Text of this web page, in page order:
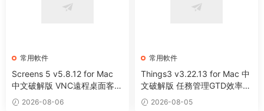
常用軟件
Screens 5 v5.8.12 for Mac
中文破解版 VNC遠程桌面客戶
端應用程序
2026-08-06
常用軟件
Things3 v3.22.13 for Mac 中
文破解版 任務管理GTD效率工
具 2026-08-05